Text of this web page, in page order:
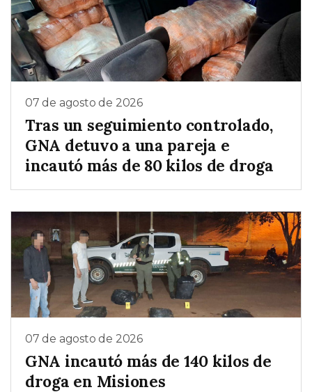
07 de agosto de 2026
Tras un seguimiento controlado,
GNA detuvo a una pareja e
incautó más de 80 kilos de droga
07 de agosto de 2026
GNA incautó más de 140 kilos de
droga en Misiones